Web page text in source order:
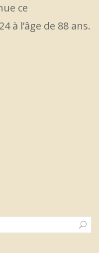
ce
à l’âge de 88 ans.